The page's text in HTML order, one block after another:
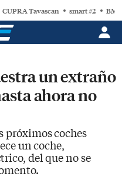
CUPRA Tavascan smart #2
un extraño
ahora no
próximos coches
un coche,
del que no se